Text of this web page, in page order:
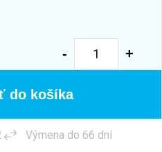
do košíka
Výmena do 66 dní